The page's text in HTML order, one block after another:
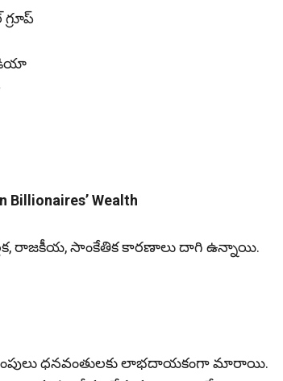
Wealth
రాజకీయ, సాంకేతిక కారణాలు దాగి ఉన్నాయి.
ధనవంతులకు లాభదాయకంగా మారాయి.